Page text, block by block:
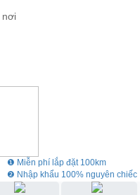
nơi
❶ Miễn phí lắp đặt 100km
❷ Nhập khẩu 100% nguyên chiếc
❸ Showroom rộng 3000m2